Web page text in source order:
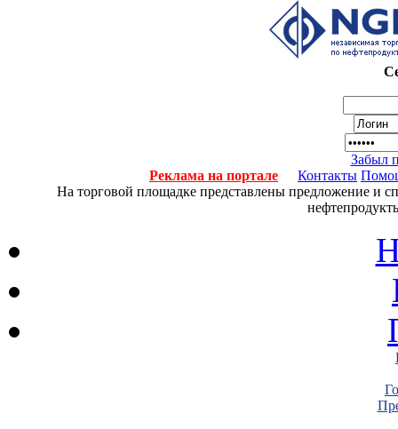
Забыл
Реклама на портале
Контакты
На торговой площадке представлены предложение и